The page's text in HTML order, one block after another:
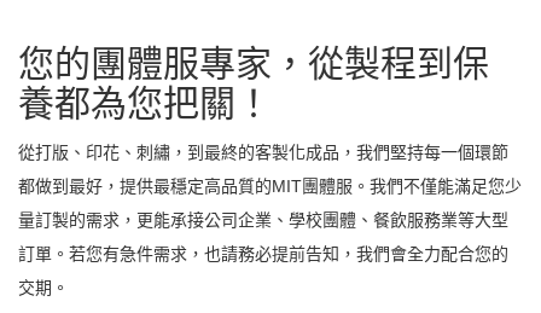
您的團體服專家，從製程到保
養都為您把關！
從打版、印花、刺繡，到最終的客製化成品，我們堅持每一個環節
都做到最好，提供最穩定高品質的MIT團體服。我們不僅能滿足您少
量訂製的需求，更能承接公司企業、學校團體、餐飲服務業等大型
訂單。若您有急件需求，也請務必提前告知，我們會全力配合您的
交期。